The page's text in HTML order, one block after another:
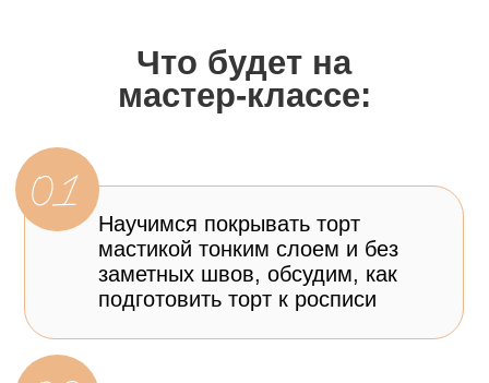
и объёмным
Обсудим все ваши вопросы по
росписиторта
ЗАРЕГИСТРИРОВАТЬСЯ
Ведущая вебинара
Юлия Припутнева